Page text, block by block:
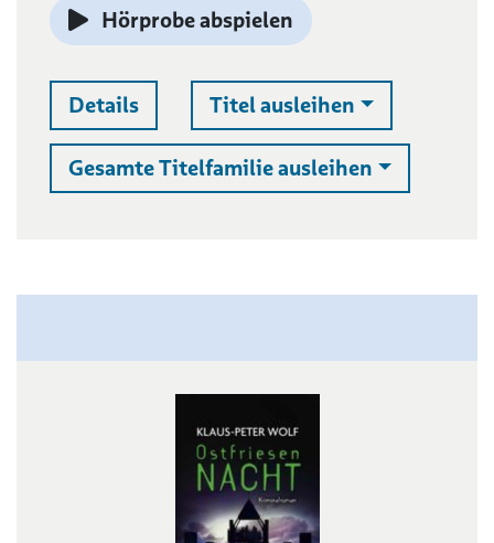
Hörprobe abspielen
Details Titel ausleihen Auswahlliste
Gesamte Titelfamilie ausleihen